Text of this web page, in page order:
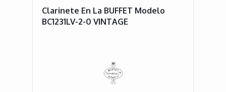
Clarinete En La BUFFET Modelo
BC1231LV-2-0 VINTAGE